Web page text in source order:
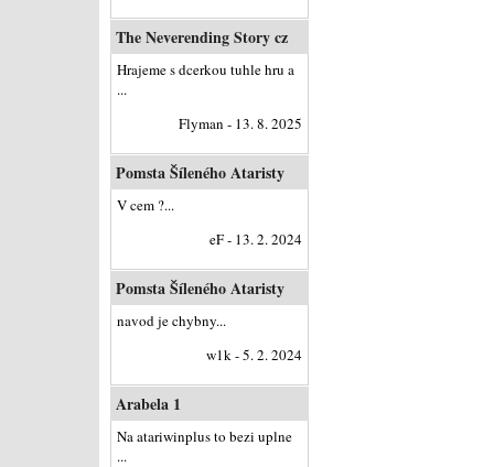
The Neverending Story cz
Hrajeme s dcerkou tuhle hru a
...
Flyman - 13. 8. 2025
Pomsta Šíleného Ataristy
V cem ?...
eF - 13. 2. 2024
Pomsta Šíleného Ataristy
navod je chybny...
w1k - 5. 2. 2024
Arabela 1
Na atariwinplus to bezi uplne
...